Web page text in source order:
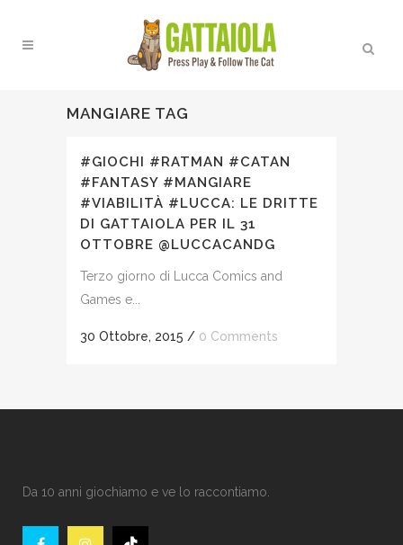
MANGIARE TAG
#GIOCHI #RATMAN #CATAN
#FANTASY #MANGIARE
#VIABILITÀ #LUCCA: LE DRITTE
DI GATTAIOLA PER IL 31
OTTOBRE @LUCCACANDG
Terzo giorno di Lucca Comics and
Games e...
30 Ottobre, 2015 / 0 Comments
Da 10 anni giochiamo e ve lo raccontiamo.